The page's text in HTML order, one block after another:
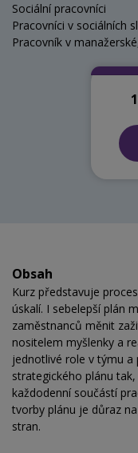
Sociální pracovníci
Pracovníci v sociálních
Pracovník v
Obsah
Kurz představuje
úskalí. I sebelepší plán
zaměstnanců měnit
nositelem myšlenky a
jednotlivé role v týmu
strategického plánu
každodenní součástí
tvorby plánu je důraz
stran.